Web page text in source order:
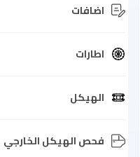
اضافات
اطارات
الهيكل
فحص الهيكل الخارجي